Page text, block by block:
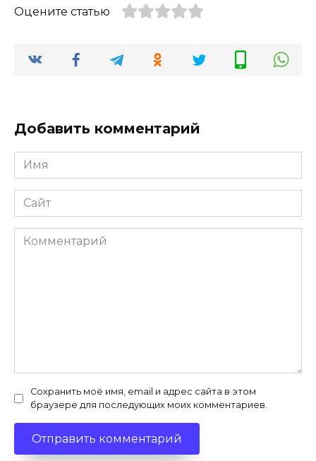
Оцените статью
Добавить комментарий
Имя
*
Сайт
Комментарий
Сохранить моё имя, email и адрес сайта в этом
браузере для последующих моих комментариев.